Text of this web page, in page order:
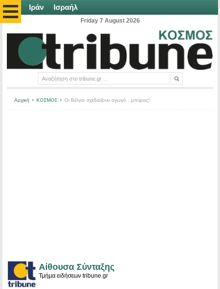
Ιράν Ισραήλ
Friday 7 August 2026
Αρχική ΚΟΣΜΟΣ Οι Βέλγοι σχεδιάζουν αγωγό…μπύρας!
Αίθουσα Σύνταξης
Τμήμα ειδήσεων tribune.gr